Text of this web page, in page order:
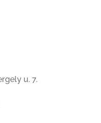
u. 7.